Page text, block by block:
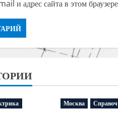
и адрес сайта в этом
Москва